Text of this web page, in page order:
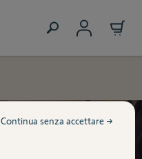
Continua senza accettare →